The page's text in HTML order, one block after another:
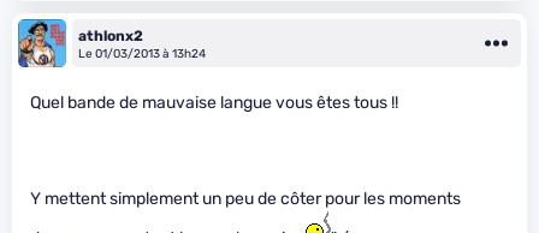
athlonx2
Le 01/03/2013 à 13h24
Quel bande de mauvaise langue vous êtes tous !!
Y mettent simplement un peu de côter pour les moments